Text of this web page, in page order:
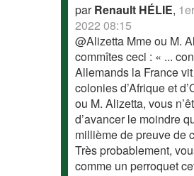
parRenault HÉLIE,
2022 08:15
@Alizetta Mme ou M.
commîtes ceci : « ...
Allemands la France
colonies d’Afrique et
ou M. Alizetta, vous
d’avancer le moindre
millième de preuve de
Très probablement,
comme un perroquet